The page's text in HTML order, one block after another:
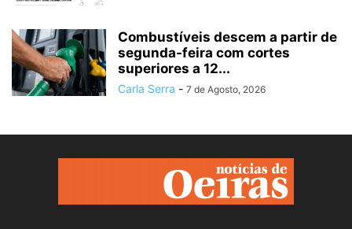
Combustíveis descem a partir de
segunda-feira com cortes
superiores a 12...
Carla Serra - 7 de Agosto, 2026